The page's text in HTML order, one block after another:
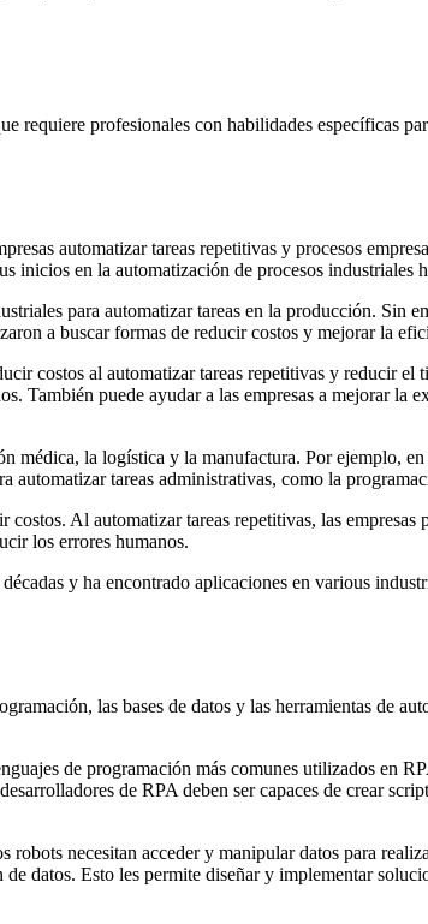
profesionales con habilidades específicas
automatizar tareas repetitivas y procesos
inicios en la automatización de procesos industriales
para automatizar tareas en la producción. Sin
a buscar formas de reducir costos y mejorar la
costos al automatizar tareas repetitivas y reducir el
También puede ayudar a las empresas a mejorar la
la logística y la manufactura. Por ejemplo,
tareas administrativas, como la
Al automatizar tareas repetitivas, las empresas
los errores humanos.
y ha encontrado aplicaciones en various
las bases de datos y las herramientas de
de programación más comunes utilizados en
de RPA deben ser capaces de crear
robots necesitan acceder y manipular datos para
datos. Esto les permite diseñar y implementar